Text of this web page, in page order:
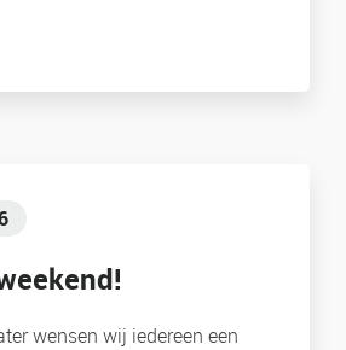
wensen wij iedereen een